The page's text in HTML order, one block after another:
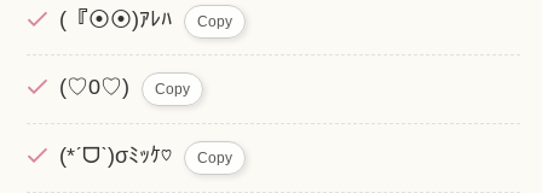
(『⦿⦿)ｱﾚﾊ Copy
(♡0♡) Copy
(*ˊᗜˋ)σﾐｯｹ♡ Copy